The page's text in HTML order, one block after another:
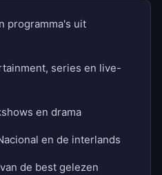
programma's uit
series en live-
en drama
en de interlands
de best gelezen